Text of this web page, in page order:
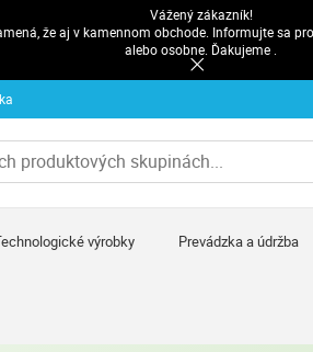
Vážený zákazník!
že aj v kamennom obchode. Informujte sa
alebo osobne. Ďakujeme .
výrobky Prevádzka a údržba